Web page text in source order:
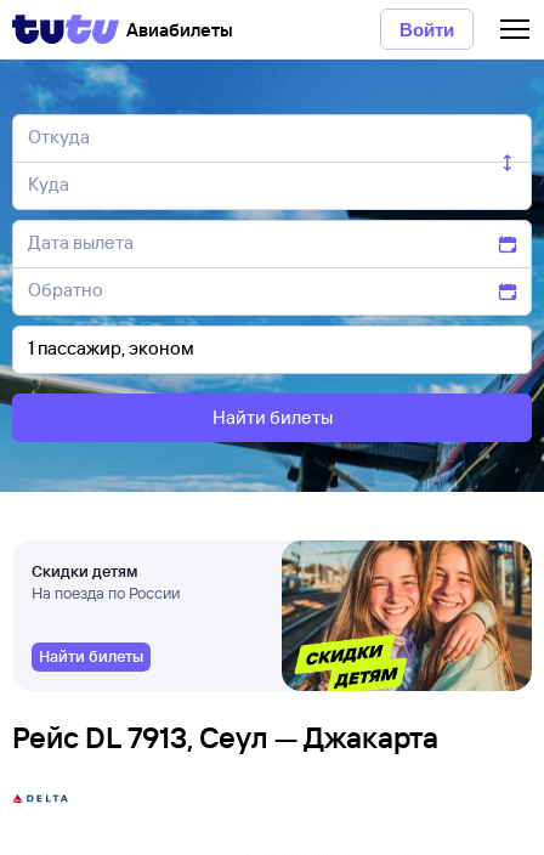
Авиабилеты Войти
Найти билеты
Скидки детям
На поезда по России
Найти билеты
Рейс DL 7913, Сеул — Джакарта